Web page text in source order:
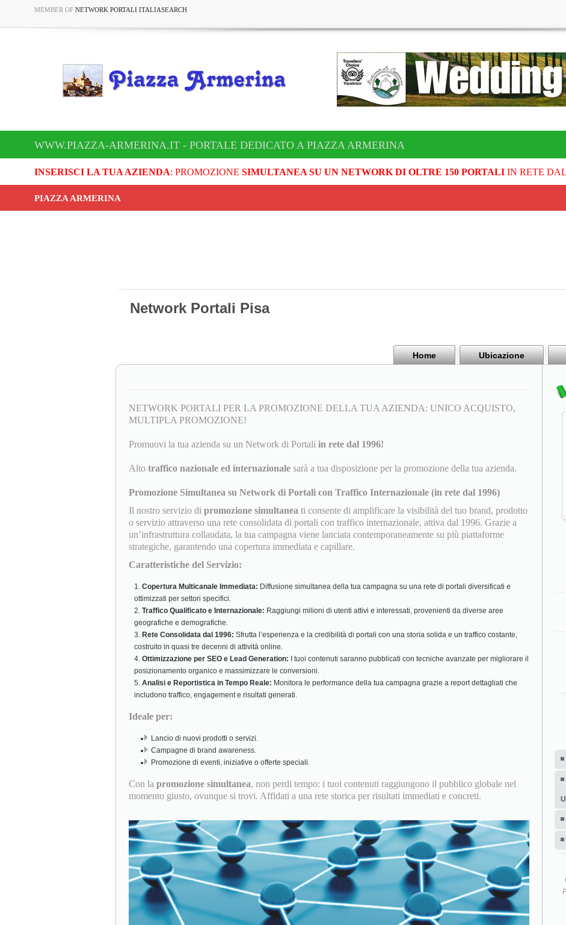
MEMBER OF NETWORK PORTALI ITALIASEARCH
WWW.PIAZZA-ARMERINA.IT - PORTALE DEDICATO A PIAZZA ARMERINA
INSERISCI LA TUA AZIENDA: PROMOZIONE SIMULTANEA SU UN NETWORK DI OLTRE 150 PORTALIIN RETE DAL
PIAZZA ARMERINA
Network Portali Pisa
Home Ubicazione
NETWORK PORTALI PER LA PROMOZIONE DELLA TUA AZIENDA: UNICO ACQUISTO,
MULTIPLA PROMOZIONE!
Promuovi la tua azienda su un Network di Portali in rete dal 1996!
Alto traffico nazionale ed internazionale sarà a tua disposizione per la promozione della tua azienda.
Promozione Simultanea su Network di Portali con Traffico Internazionale (in rete dal 1996)
Il nostro servizio di promozione simultanea ti consente di amplificare la visibilità del tuo brand, prodotto
o servizio attraverso una rete consolidata di portali con traffico internazionale, attiva dal 1996. Grazie a
un’infrastruttura collaudata, la tua campagna viene lanciata contemporaneamente su più piattaforme
strategiche, garantendo una copertura immediata e capillare.
Caratteristiche del Servizio:
Copertura Multicanale Immediata: Diffusione simultanea della tua campagna su una rete di portali diversificati e
ottimizzati per settori specifici.
Traffico Qualificato e Internazionale: Raggiungi milioni di utenti attivi e interessati, provenienti da diverse aree
geografiche e demografiche.
Rete Consolidata dal 1996: Sfrutta l’esperienza e la credibilità di portali con una storia solida e un traffico costante,
costruito in quasi tre decenni di attività online.
Ottimizzazione per SEO e Lead Generation: I tuoi contenuti saranno pubblicati con tecniche avanzate per migliorare il
posizionamento organico e massimizzare le conversioni.
Analisi e Reportistica in Tempo Reale: Monitora le performance della tua campagna grazie a report dettagliati che
includono traffico, engagement e risultati generati.
Ideale per:
Lancio di nuovi prodotti o servizi.
Campagne di brand awareness.
Promozione di eventi, iniziative o offerte speciali.
Con la promozione simultanea, non perdi tempo: i tuoi contenuti raggiungono il pubblico globale nel
momento giusto, ovunque si trovi. Affidati a una rete storica per risultati immediati e concreti.